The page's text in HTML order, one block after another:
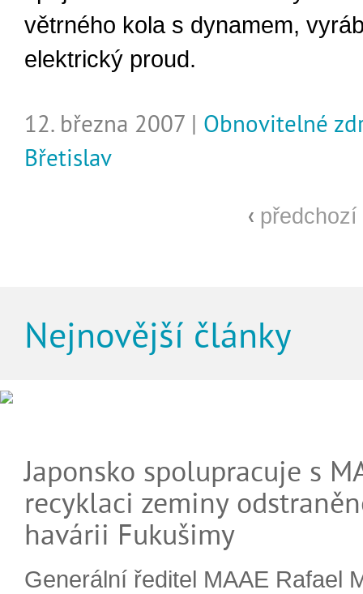
větrného kola s dynamem,
elektrický proud.
12. března 2007 | Obnovitelné
Břetislav
předchozí
Nejnovější články
Japonsko spolupracuje s
recyklaci zeminy
havárii Fukušimy
Generální ředitel MAAE Rafael